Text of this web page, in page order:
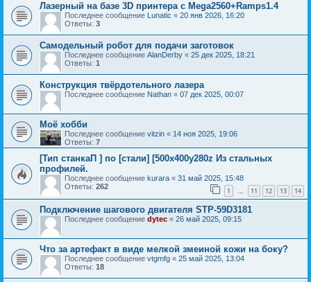
Лазерный на базе 3D принтера с Mega2560+Ramps1.4
Последнее сообщение Lunatic « 20 янв 2026, 16:20
Ответы: 3
Самодельный робот для подачи заготовок
Последнее сообщение AlanDerby « 25 дек 2025, 18:21
Ответы: 1
Конструкция твёрдотельного лазера
Последнее сообщение Nathan « 07 дек 2025, 00:07
Моё хобби
Последнее сообщение vitzin « 14 ноя 2025, 19:06
Ответы: 7
[Тип станкаП ] по [стали] [500х400у280z Из стальных
профилей.
Последнее сообщение kurara « 31 май 2025, 15:48
Ответы: 262 1 … 11 12 13 14
Подключение шагового двигателя STP-59D3181
Последнее сообщение dytec « 26 май 2025, 09:15
Что за артефакт в виде мелкой змеиной кожи на боку?
Последнее сообщение vtgmfg « 25 май 2025, 13:04
Ответы: 18